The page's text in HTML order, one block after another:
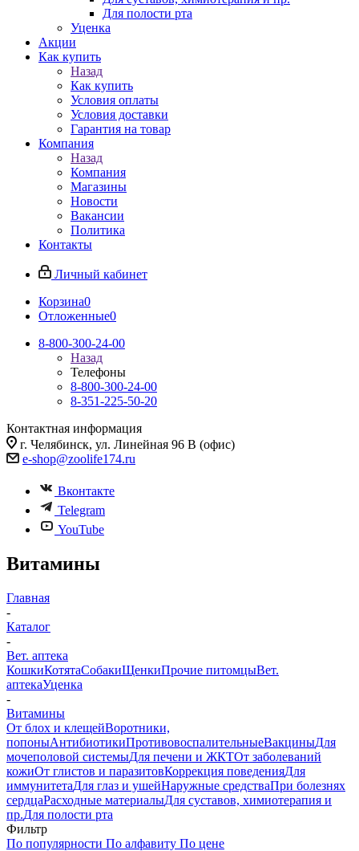
Для полости рта
Уценка
Акции
Как купить
Назад
Как купить
Условия оплаты
Условия доставки
Гарантия на товар
Компания
Назад
Компания
Магазины
Новости
Вакансии
Политика
Контакты
Личный кабинет
Корзина0
Отложенные0
8-800-300-24-00
Назад
Телефоны
8-800-300-24-00
8-351-225-50-20
Контактная информация
г. Челябинск, ул. Линейная 96 В (офис)
e-shop@zoolife174.ru
Вконтакте
Telegram
YouTube
Витамины
Главная
-
Каталог
-
Вет. аптека
КошкиКотятаСобакиЩенкиПрочие питомцыВет.
аптекаУценка
-
Витамины
От блох и клещейВоротники,
попоныАнтибиотикиПротивовоспалительныеВакциныДля
мочеполовой системыДля печени и ЖКТОт заболеваний
кожиОт глистов и паразитовКоррекция поведенияДля
иммунитетаДля глаз и ушейНаружные средстваПри болезнях
сердцаРасходные материалыДля суставов, химиотерапия и
пр.Для полости рта
Фильтр
По популярности По алфавиту По цене